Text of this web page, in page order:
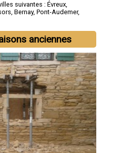
suivantes : Évreux,
, Bernay, Pont-Audemer,
anciennes